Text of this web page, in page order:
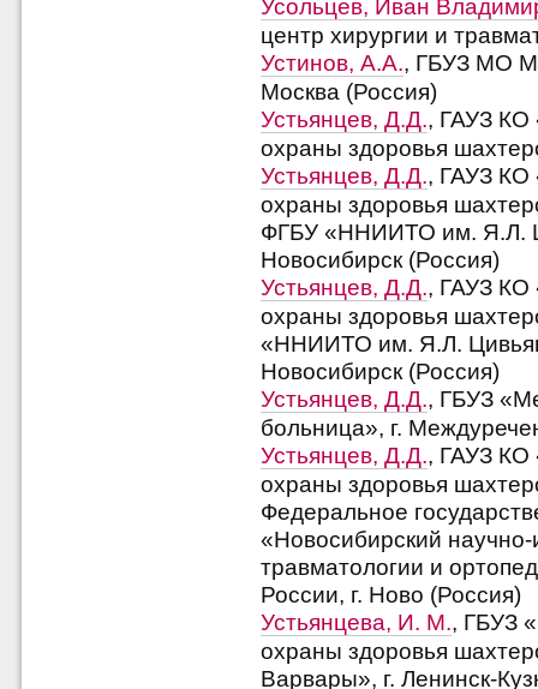
Усольцев, Иван
центр хирургии и
Устинов, А.А., ГБУЗ МО
Москва (Россия)
Устьянцев, Д.Д., ГАУЗ КО
охраны здоровья
Устьянцев, Д.Д., ГАУЗ КО
охраны здоровья
ФГБУ «ННИИТО им. Я.Л.
Новосибирск (Россия)
Устьянцев, Д.Д., ГАУЗ КО
охраны здоровья
«ННИИТО им. Я.Л.
Новосибирск (Россия)
Устьянцев, Д.Д., ГБУЗ
больница», г.
Устьянцев, Д.Д., ГАУЗ КО
охраны здоровья
Федеральное
«Новосибирский научно-
травматологии и
России, г. Ново (Россия)
Устьянцева, И. М., ГБУЗ
охраны здоровья
Варвары», г. Ленинск-